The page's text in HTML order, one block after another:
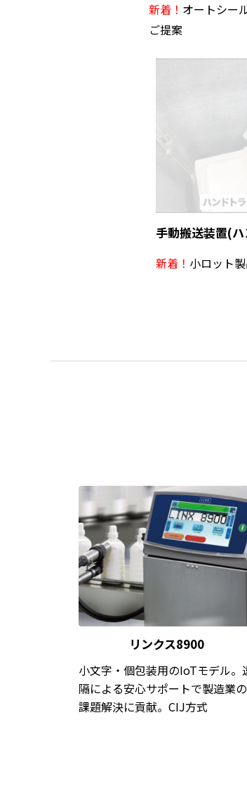
新着！ オートシー
ご提案
手動搬送装置(
新着！ 小ロット
リンクス8900
小文字・個包装用のIoTモデル。
隔による安心サポートで製造業の
課題解決に貢献。CIJ方式